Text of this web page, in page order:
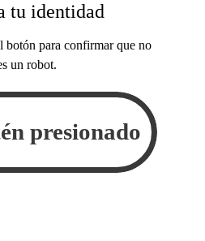
tu identidad
botón para confirmar que no
un robot.